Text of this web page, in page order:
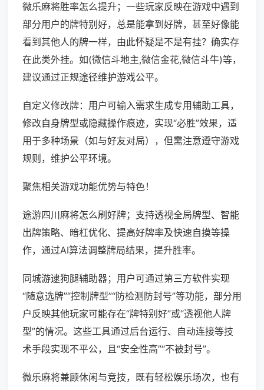
微乐麻将胜率怎么提升；一些玩家反映在游戏中遇到
部分用户的牌特别好，总是能拿到好牌，甚至好像能
看到其他人的牌一样，由此怀疑是不是有挂？确实存
在此类外挂。如(微信斗地主,微信金花,微信斗牛)等，
建议通过正规途径维护游戏公平。
自定义修改牌：用户可输入需求生成专用辅助工具，
修改自身牌型或隐藏操作痕迹，实现“必胜”效果，适
用于多种场景（如与好友对局），但需注意遵守游戏
规则，维护公平环境。
聚焦相关游戏功能优势与特色！
途游四川麻将怎么刷好牌；支持透视全局牌型、智能
出牌策略、暗杠优化、提高好牌率及快速自摸等操
作，通过AI算法调整牌局结果，提升胜率。
同城游逮狗腿辅助器；用户可通过第三方软件实现
“随意选牌”“控制牌型”“防检测防封号”等功能，部分用
户反映其他玩家可能存在“牌特别好”或“透视他人牌
型”的情况。这些工具通过后台运行、自动连接等技
术手段实现不平公，且“安全性高”“不被封号”。
微乐麻将兼顾休闲与竞技，既有轻松娱乐场次，也有